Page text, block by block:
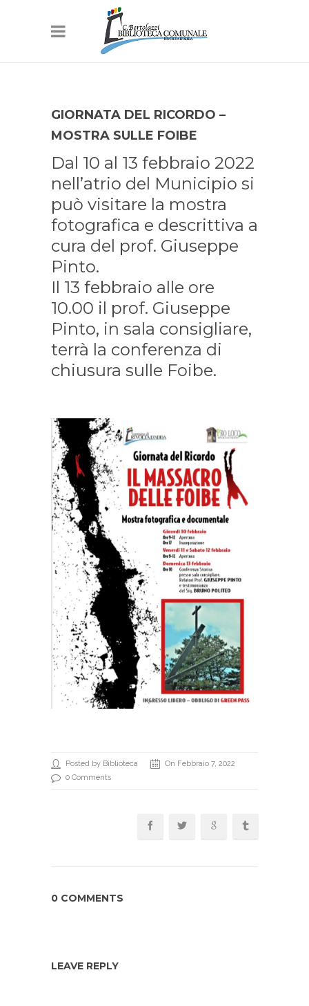
GIORNATA DEL RICORDO –
MOSTRA SULLE FOIBE
Dal 10 al 13 febbraio 2022
nell’atrio del Municipio si
può visitare la mostra
fotografica e descrittiva a
cura del prof. Giuseppe
Pinto.
Il 13 febbraio alle ore
10.00 il prof. Giuseppe
Pinto, in sala consigliare,
terrà la conferenza di
chiusura sulle Foibe.
Posted by Biblioteca
On Febbraio 7, 2022
0 Comments
0 COMMENTS
LEAVE REPLY